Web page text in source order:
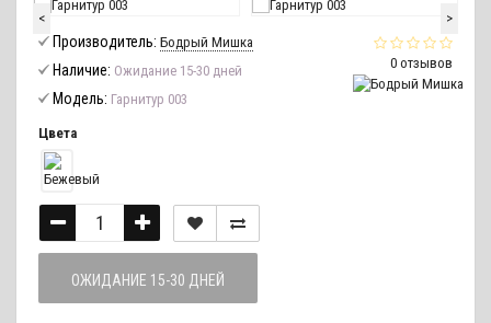
< >
0 отзывов
Производитель: Бодрый Мишка
Наличие: Ожидание 15-30 дней
Модель: Гарнитур 003
Цвета
ОЖИДАНИЕ 15-30 ДНЕЙ